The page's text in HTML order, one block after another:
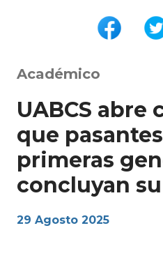
Académico
UABCS abre
que
primeras
concluyan
29 Agosto 2025